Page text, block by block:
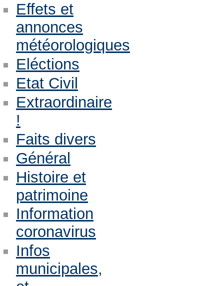
Effets et
annonces
météorologiques
Eléctions
Etat Civil
Extraordinaire
!
Faits divers
Général
Histoire et
patrimoine
Information
coronavirus
Infos
municipales,